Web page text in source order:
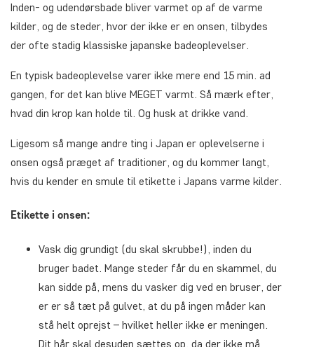
Inden- og udendørsbade bliver varmet op af de varme
kilder, og de steder, hvor der ikke er en onsen, tilbydes
der ofte stadig klassiske japanske badeoplevelser.
En typisk badeoplevelse varer ikke mere end 15 min. ad
gangen, for det kan blive MEGET varmt. Så mærk efter,
hvad din krop kan holde til. Og husk at drikke vand.
Ligesom så mange andre ting i Japan er oplevelserne i
onsen også præget af traditioner, og du kommer langt,
hvis du kender en smule til etikette i Japans varme kilder.
Etikette i onsen:
Vask dig grundigt (du skal skrubbe!), inden du
bruger badet. Mange steder får du en skammel, du
kan sidde på, mens du vasker dig ved en bruser, der
er er så tæt på gulvet, at du på ingen måder kan
stå helt oprejst – hvilket heller ikke er meningen.
Dit hår skal desuden sættes op, da der ikke må